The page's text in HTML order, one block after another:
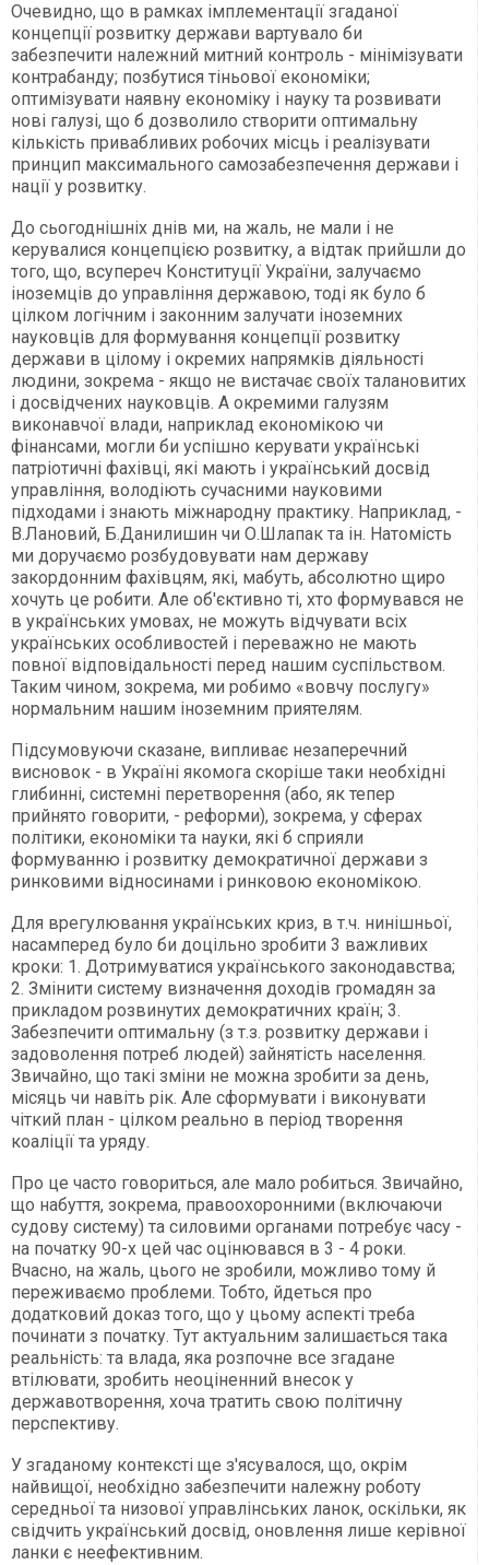
Очевидно, що в рамках імплементації згаданої
концепції розвитку держави вартувало би
забезпечити належний митний контроль - мінімізувати
контрабанду; позбутися тіньової економіки;
оптимізувати наявну економіку і науку та розвивати
нові галузі, що б дозволило створити оптимальну
кількість привабливих робочих місць і реалізувати
принцип максимального самозабезпечення держави і
нації у розвитку.
До сьогоднішніх днів ми, на жаль, не мали і не
керувалися концепцією розвитку, а відтак прийшли до
того, що, всупереч Конституції України, залучаємо
іноземців до управління державою, тоді як було б
цілком логічним і законним залучати іноземних
науковців для формування концепції розвитку
держави в цілому і окремих напрямків діяльності
людини, зокрема - якщо не вистачає своїх талановитих
і досвідчених науковців. А окремими галузям
виконавчої влади, наприклад економікою чи
фінансами, могли би успішно керувати українські
патріотичні фахівці, які мають і український досвід
управління, володіють сучасними науковими
підходами і знають міжнародну практику. Наприклад, -
В.Лановий, Б.Данилишин чи О.Шлапак та ін. Натомість
ми доручаємо розбудовувати нам державу
закордонним фахівцям, які, мабуть, абсолютно щиро
хочуть це робити. Але об'єктивно ті, хто формувався не
в українських умовах, не можуть відчувати всіх
українських особливостей і переважно не мають
повної відповідальності перед нашим суспільством.
Таким чином, зокрема, ми робимо «вовчу послугу»
нормальним нашим іноземним приятелям.
Підсумовуючи сказане, випливає незаперечний
висновок - в Україні якомога скоріше таки необхідні
глибинні, системні перетворення (або, як тепер
прийнято говорити, - реформи), зокрема, у сферах
політики, економіки та науки, які б сприяли
формуванню і розвитку демократичної держави з
ринковими відносинами і ринковою економікою.
Для врегулювання українських криз, в т.ч. нинішньої,
насамперед було би доцільно зробити 3 важливих
кроки: 1. Дотримуватися українського законодавства;
2. Змінити систему визначення доходів громадян за
прикладом розвинутих демократичних країн; 3.
Забезпечити оптимальну (з т.з. розвитку держави і
задоволення потреб людей) зайнятість населення.
Звичайно, що такі зміни не можна зробити за день,
місяць чи навіть рік. Але сформувати і виконувати
чіткий план - цілком реально в період творення
коаліції та уряду.
Про це часто говориться, але мало робиться. Звичайно,
що набуття, зокрема, правоохоронними (включаючи
судову систему) та силовими органами потребує часу -
на початку 90-х цей час оцінювався в 3 - 4 роки.
Вчасно, на жаль, цього не зробили, можливо тому й
переживаємо проблеми. Тобто, йдеться про
додатковий доказ того, що у цьому аспекті треба
починати з початку. Тут актуальним залишається така
реальність: та влада, яка розпочне все згадане
втілювати, зробить неоціненний внесок у
державотворення, хоча тратить свою політичну
перспективу.
У згаданому контексті ще з'ясувалося, що, окрім
найвищої, необхідно забезпечити належну роботу
середньої та низової управлінських ланок, оскільки, як
свідчить український досвід, оновлення лише керівної
ланки є неефективним.